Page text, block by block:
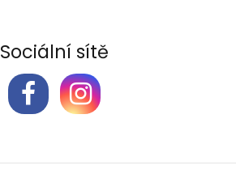
Sociální sítě